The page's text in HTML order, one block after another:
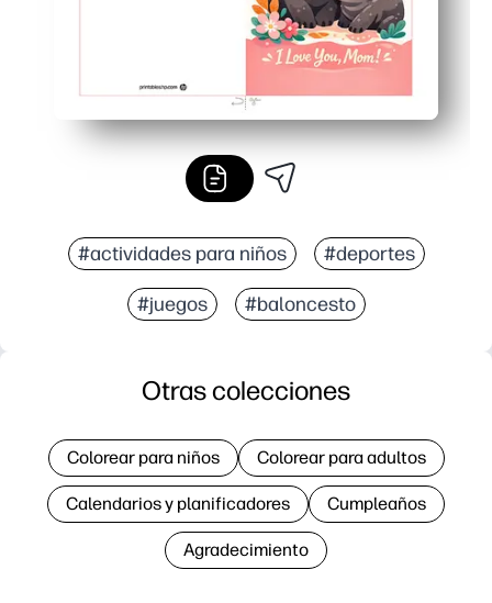
#actividades para niños #deportes
#juegos #baloncesto
Otras colecciones
Colorear para niños Colorear para adultos
Calendarios y planificadores Cumpleaños
Agradecimiento